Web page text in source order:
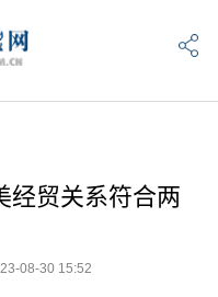
经贸关系符合两
08-30 15:52